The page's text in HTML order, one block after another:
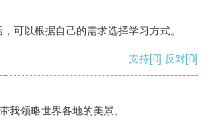
可以根据自己的需求选择学习方式。
支持[0] 反对[0]
我领略世界各地的美景。